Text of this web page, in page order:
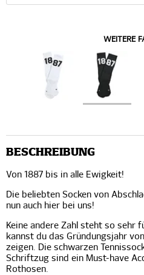
WEITERE
BESCHREIBUNG
Von 1887 bis in alle Ewigkeit!
Die beliebten Socken von
nun auch hier bei uns!
Keine andere Zahl steht so sehr
kannst du das Gründungsjahr
zeigen. Die schwarzen
Schriftzug sind ein Must-have
Rothosen.